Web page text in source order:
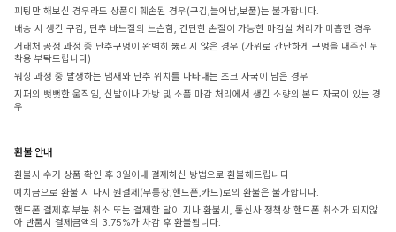
피팅만 해보신 경우라도 상품이 훼손된 경우(구김,늘어남,보풀)는 불가합니다.
배송 시 생긴 구김, 단추 바느질의 느슨함, 간단한 손질이 가능한 마감실 처리가 미흡한 경우
거래처 공정 과정 중 단추구멍이 완벽히 뚫리지 않은 경우 (가위로 간단하게 구멍을 내주신 뒤
착용 부탁드립니다)
워싱 과정 중 발생하는 냄새와 단추 위치를 나타내는 초크 자국이 남은 경우
지퍼의 뻣뻣한 움직임, 신발이나 가방 및 소품 마감 처리에서 생긴 소량의 본드 자국이 있는 경
우
환불 안내
환불시 수거 상품 확인 후 3일이내 결제하신 방법으로 환불해드립니다
예치금으로 환불 시 다시 원결제(무통장,핸드폰,카드)로의 환불은 불가합니다.
핸드폰 결제후 부분 취소 또는 결제한 달이 지나 환불시, 통신사 정책상 핸드폰 취소가 되지않
아 반품시 결제금액의 3.75%가 차감 후 환불됩니다.